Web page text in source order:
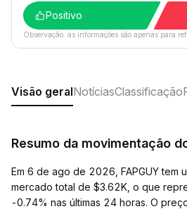
Positivo
Observação: as informações são apenas para
Visão geralNotíciasClassificação
Resumo da movimentação
Em 6 de ago de 2026, FAPGUY tem
mercado total de $3.62K, o que
-0.74% nas últimas 24 horas. O